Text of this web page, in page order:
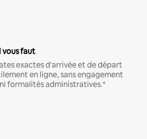
vous faut
exactes d'arrivée et de départ
en ligne, sans engagement
formalités administratives.*